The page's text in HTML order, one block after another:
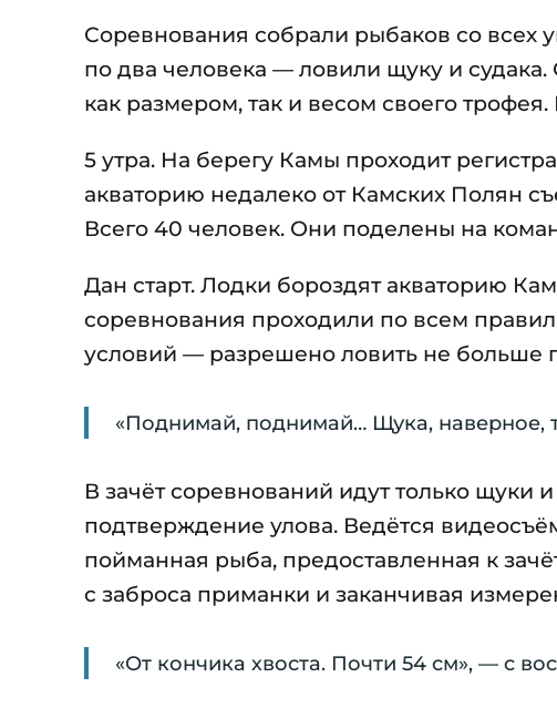
Соревнования собрали рыбаков со всех
по два человека — ловили щуку и
как размером, так и весом своего
5 утра. На берегу Камы проходит
акваторию недалеко от Камских Полян
Всего 40 человек. Они поделены на
Дан старт. Лодки бороздят акваторию
соревнования проходили по всем
условий — разрешено ловить не больше
«Поднимай, поднимай… Щука, наверное,
В зачёт соревнований идут только щуки
подтверждение улова. Ведётся
пойманная рыба, предоставленная к
с заброса приманки и заканчивая
«От кончика хвоста. Почти 54 см», — с